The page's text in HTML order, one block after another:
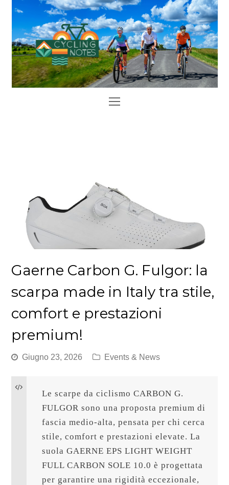
Open
Gaerne Carbon G. Fulgor: la
scarpa made in Italy tra stile,
comfort e prestazioni
premium!
Giugno 23, 2026 Events & News
Le scarpe da ciclismo CARBON G.
FULGOR sono una proposta premium di
fascia medio-alta, pensata per chi cerca
stile, comfort e prestazioni elevate. La
suola GAERNE EPS LIGHT WEIGHT
FULL CARBON SOLE 10.0 è progettata
per garantire una rigidità eccezionale,